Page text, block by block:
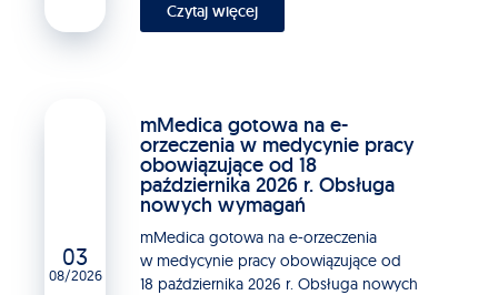
Czytaj więcej
03
08/2026
mMedica gotowa na e-
orzeczenia w medycynie pracy
obowiązujące od 18
października 2026 r. Obsługa
nowych wymagań
mMedica gotowa na e-orzeczenia
w medycynie pracy obowiązujące od
18 października 2026 r. Obsługa nowych